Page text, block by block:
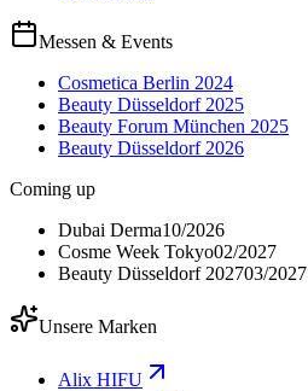
Messen & Events
Cosmetica Berlin 2024
Beauty Düsseldorf 2025
Beauty Forum München 2025
Beauty Düsseldorf 2026
Coming up
Dubai Derma10/2026
Cosme Week Tokyo02/2027
Beauty Düsseldorf 202703/2027
Unsere Marken
Alix HIFU